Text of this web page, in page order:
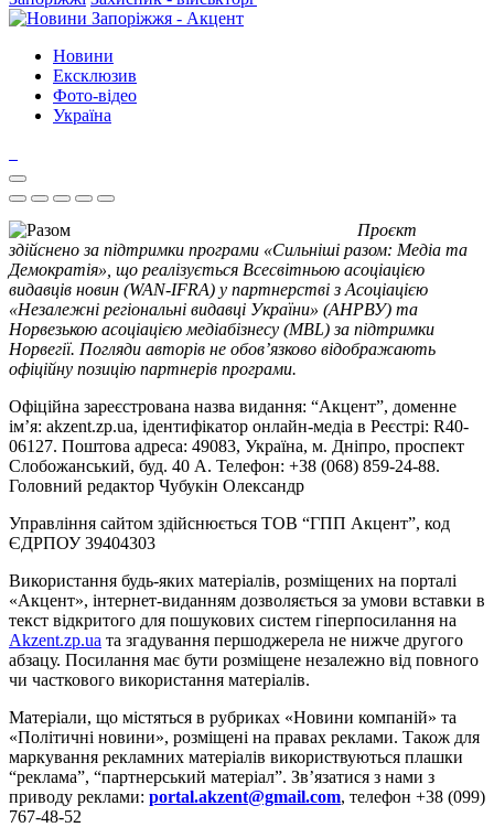
Новини
Ексклюзив
Фото-відео
Україна
Проєкт
здійснено за підтримки програми «Сильніші разом: Медіа та
Демократія», що реалізується Всесвітньою асоціацією
видавців новин (WAN-IFRA) у партнерстві з Асоціацією
«Незалежні регіональні видавці України» (АНРВУ) та
Норвезькою асоціацією медіабізнесу (MBL) за підтримки
Норвегії. Погляди авторів не обов’язково відображають
офіційну позицію партнерів програми.
Офіційна зареєстрована назва видання: “Акцент”, доменне
ім’я: akzent.zp.ua, ідентифікатор онлайн-медіа в Реєстрі: R40-
06127. Поштова адреса: 49083, Україна, м. Дніпро, проспект
Слобожанський, буд. 40 А. Телефон: +38 (068) 859-24-88.
Головний редактор Чубукін Олександр
Управління сайтом здійснюється ТОВ “ГПП Акцент”, код
ЄДРПОУ 39404303
Використання будь-яких матеріалів, розміщених на порталі
«Акцент», інтернет-виданням дозволяється за умови вставки в
текст відкритого для пошукових систем гіперпосилання на
Akzent.zp.ua та згадування першоджерела не нижче другого
абзацу. Посилання має бути розміщене незалежно від повного
чи часткового використання матеріалів.
Матеріали, що містяться в рубриках «Новини компаній» та
«Політичні новини», розміщені на правах реклами. Також для
маркування рекламних матеріалів використвуються плашки
“реклама”, “партнерський матеріал”. Зв’язатися з нами з
приводу реклами: portal.akzent@gmail.com, телефон +38 (099)
767-48-52